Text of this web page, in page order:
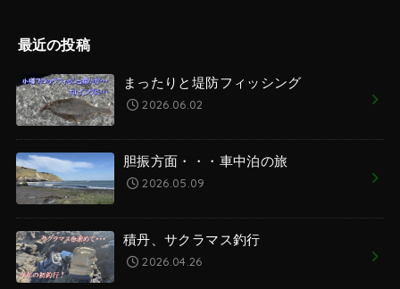
最近の投稿
まったりと堤防フィッシング
2026.06.02
胆振方面・・・車中泊の旅
2026.05.09
積丹、サクラマス釣行
2026.04.26